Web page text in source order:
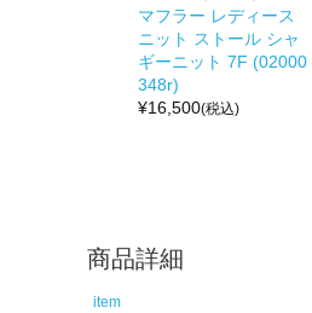
マフラー レディース
ニット ストール シャ
ギーニット 7F (02000
348r)
¥16,500(税込)
商品詳細
item